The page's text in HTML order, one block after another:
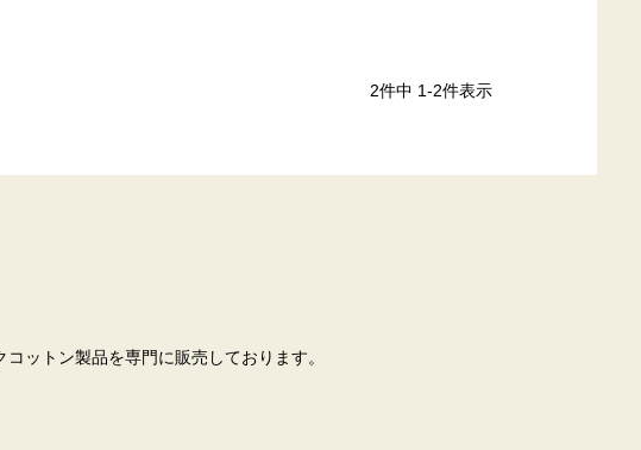
2件中 1-2件表示
ットン製品を専門に販売しております。